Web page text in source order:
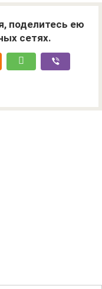
поделитесь ею
сетях.